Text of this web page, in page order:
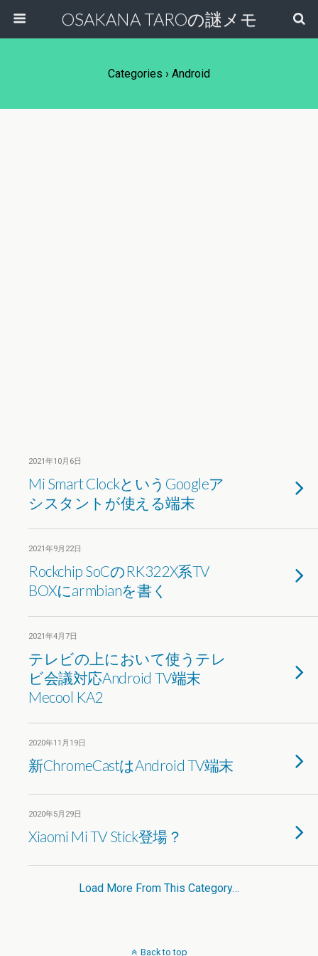
OSAKANA TAROの謎メモ
Categories › Android
2021年10月6日
Mi Smart ClockというGoogleア
シスタントが使える端末
2021年9月22日
Rockchip SoCのRK322X系TV
BOXにarmbianを書く
2021年4月7日
テレビの上において使うテレ
ビ会議対応Android TV端末
Mecool KA2
2020年11月19日
新ChromeCastはAndroid TV端末
2020年5月29日
Xiaomi Mi TV Stick登場？
Load More From This Category…
Back to top